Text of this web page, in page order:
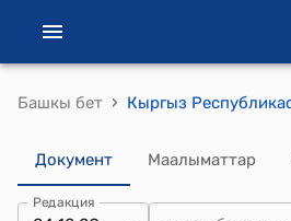
Башкы бет ›
Документ Маалыматтар
Редакция